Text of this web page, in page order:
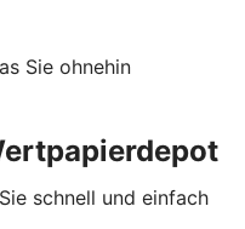
Sie ohnehin
schnell und einfach